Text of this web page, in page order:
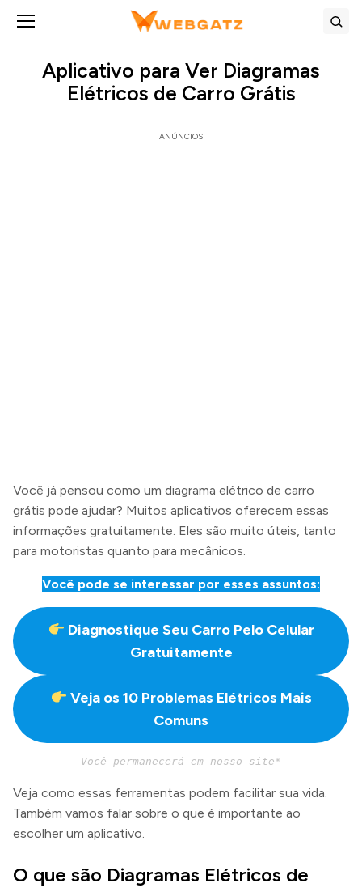
Abrir menu
Aplicativo para Ver Diagramas
Elétricos de Carro Grátis
ANÚNCIOS
Você já pensou como um diagrama elétrico de carro
grátis pode ajudar? Muitos aplicativos oferecem essas
informações gratuitamente. Eles são muito úteis, tanto
para motoristas quanto para mecânicos.
Você pode se interessar por esses assuntos:
Diagnostique Seu Carro Pelo Celular
Gratuitamente
Veja os 10 Problemas Elétricos Mais
Comuns
Você permanecerá em nosso site*
Veja como essas ferramentas podem facilitar sua vida.
Também vamos falar sobre o que é importante ao
escolher um aplicativo.
O que são Diagramas Elétricos de